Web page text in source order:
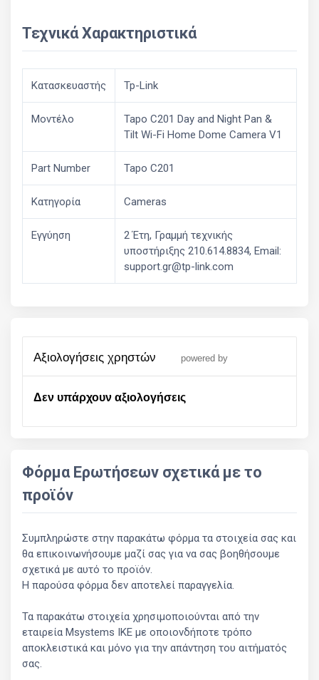
Τεχνικά Χαρακτηριστικά
Κατασκευαστής Tp-Link
Μοντέλο
Tapo C201 Day and Night Pan &
Tilt Wi-Fi Home Dome Camera V1
Part Number Tapo C201
Κατηγορία Cameras
Εγγύηση
2 Έτη, Γραμμή τεχνικής
υποστήριξης 210.614.8834, Email:
support.gr@tp-link.com
αξιολογήσεις χρηστών powered by
Δεν υπάρχουν αξιολογήσεις
Φόρμα Ερωτήσεων σχετικά με το
προϊόν
Συμπληρώστε στην παρακάτω φόρμα τα στοιχεία σας και
θα επικοινωνήσουμε μαζί σας για να σας βοηθήσουμε
σχετικά με αυτό το προϊόν.
Η παρούσα φόρμα δεν αποτελεί παραγγελία.
Τα παρακάτω στοιχεία χρησιμοποιούνται από την
εταιρεία Msystems ΙΚΕ με οποιονδήποτε τρόπο
αποκλειστικά και μόνο για την απάντηση του αιτήματός
σας.